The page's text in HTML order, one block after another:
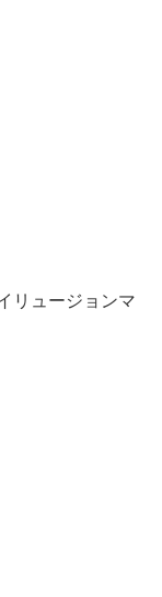
リュージョンマ